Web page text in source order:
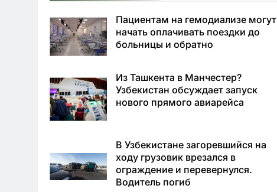
Пациентам на гемодиализе могут
начать оплачивать поездки до
больницы и обратно
Из Ташкента в Манчестер?
Узбекистан обсуждает запуск
нового прямого авиарейса
В Узбекистане загоревшийся на
ходу грузовик врезался в
ограждение и перевернулся.
Водитель погиб